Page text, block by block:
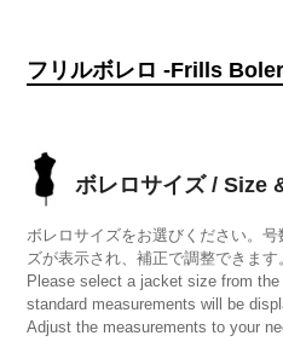
フリルボレロ -Frills
ボレロサイズ / Size
ボレロサイズをお選びください。
ズが表示され、補正で調整できます
Please select a jacket size from
standard measurements will be
Adjust the measurements to your